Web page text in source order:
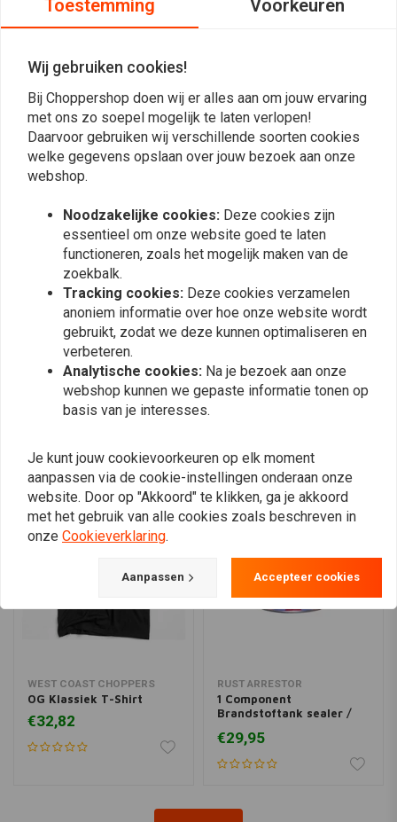
Specificaties:
AFM pakkingen is aan beide zijden omgeven door een dunne
laag synthetisch, schuimachtig rubber dat chemisch gestraald en
gemengd is).
Temperatuurbestendig tot 250øF (122øC)
Het is opnieuw aan te draaien.
OEM-vervangingsreferentie 60567-65, 60567-65A, 60567-65B,
Compatibiliteit:
65-06 B.T. (excl. FLT, FXR; 2006 Dyna) (NU)
Opmerking:Pakkingafdichtingen of siliconenkorrels zijn niet vereist.
Lees meer
Reviews
Plaats ook een review
Vergelijkbare producten
WEST COAST CHOPPERS
OG Klassiek T-Shirt
€32,82
RUST ARRESTOR
1 Component
Brandstoftank sealer /
€29,95
Toestemming Voorkeuren
Wij gebruiken cookies!
Bij Choppershop doen wij er alles aan om jouw ervaring
met ons zo soepel mogelijk te laten verlopen!
Daarvoor gebruiken wij verschillende soorten cookies
welke gegevens opslaan over jouw bezoek aan onze
webshop.
Noodzakelijke cookies: Deze cookies zijn
essentieel om onze website goed te laten
functioneren, zoals het mogelijk maken van de
zoekbalk.
Tracking cookies: Deze cookies verzamelen
anoniem informatie over hoe onze website wordt
gebruikt, zodat we deze kunnen optimaliseren en
verbeteren.
Analytische cookies: Na je bezoek aan onze
webshop kunnen we gepaste informatie tonen op
basis van je interesses.
Je kunt jouw cookievoorkeuren op elk moment
aanpassen via de cookie-instellingen onderaan onze
website. Door op "Akkoord" te klikken, ga je akkoord
met het gebruik van alle cookies zoals beschreven in
onze Cookieverklaring.
Aanpassen Accepteer cookies